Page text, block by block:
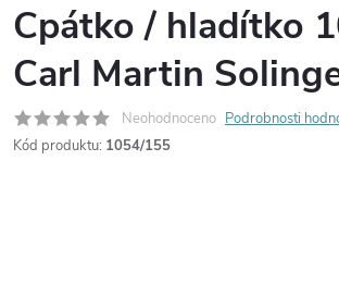
Cpátko / hladítko
Carl Martin
Neohodnoceno Podrobnosti
Kód produktu: 1054/155